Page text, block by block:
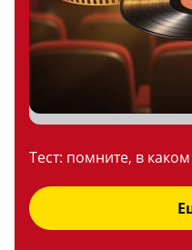
Тест: помните, в